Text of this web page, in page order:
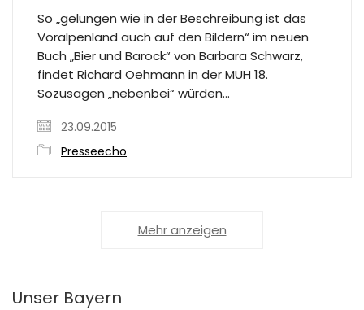
So „gelungen wie in der Beschreibung ist das
Voralpenland auch auf den Bildern“ im neuen
Buch „Bier und Barock“ von Barbara Schwarz,
findet Richard Oehmann in der MUH 18.
Sozusagen „nebenbei“ würden…
23.09.2015
Presseecho
Mehr anzeigen
Unser Bayern